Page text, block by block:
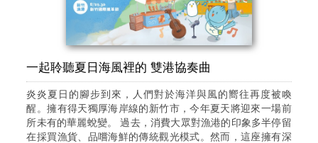
一起聆聽夏日海風裡的 雙港協奏曲
炎炎夏日的腳步到來，人們對於海洋與風的嚮往再度被喚
醒。擁有得天獨厚海岸線的新竹市，今年夏天將迎來一場前
所未有的華麗蛻變。 過去，消費大眾對漁港的印象多半停留
在採買漁貨、品嚐海鮮的傳統觀光模式。然而，這座擁有深